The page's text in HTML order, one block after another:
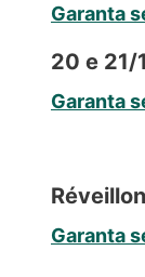
Garanta
20 e 21/
Garanta
Garanta